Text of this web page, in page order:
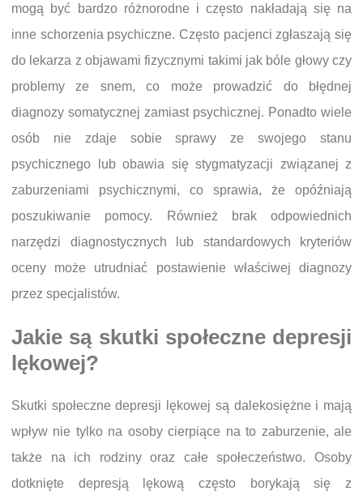
mogą być bardzo różnorodne i często nakładają się na
inne schorzenia psychiczne. Często pacjenci zgłaszają się
do lekarza z objawami fizycznymi takimi jak bóle głowy czy
problemy ze snem, co może prowadzić do błędnej
diagnozy somatycznej zamiast psychicznej. Ponadto wiele
osób nie zdaje sobie sprawy ze swojego stanu
psychicznego lub obawia się stygmatyzacji związanej z
zaburzeniami psychicznymi, co sprawia, że opóźniają
poszukiwanie pomocy. Również brak odpowiednich
narzędzi diagnostycznych lub standardowych kryteriów
oceny może utrudniać postawienie właściwej diagnozy
przez specjalistów.
Jakie są skutki społeczne depresji
lękowej?
Skutki społeczne depresji lękowej są dalekosiężne i mają
wpływ nie tylko na osoby cierpiące na to zaburzenie, ale
także na ich rodziny oraz całe społeczeństwo. Osoby
dotknięte depresją lękową często borykają się z